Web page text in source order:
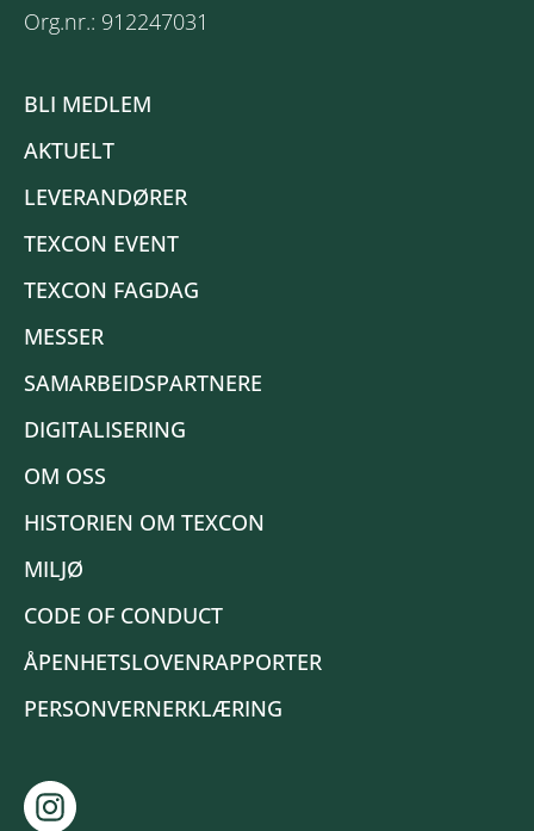
Org.nr.: 912247031
BLI MEDLEM
AKTUELT
LEVERANDØRER
TEXCON EVENT
TEXCON FAGDAG
MESSER
SAMARBEIDSPARTNERE
DIGITALISERING
OM OSS
HISTORIEN OM TEXCON
MILJØ
CODE OF CONDUCT
ÅPENHETSLOVENRAPPORTER
PERSONVERNERKLÆRING